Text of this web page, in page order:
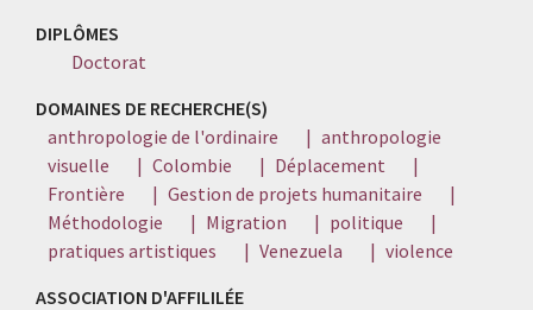
DIPLÔMES
Doctorat
DOMAINES DE RECHERCHE(S)
anthropologie de l'ordinaire
| anthropologie
visuelle
| Colombie | Déplacement
|
Frontière
| Gestion de projets humanitaire
|
Méthodologie
| Migration | politique
|
pratiques artistiques
| Venezuela | violence
ASSOCIATION D'AFFILILÉE